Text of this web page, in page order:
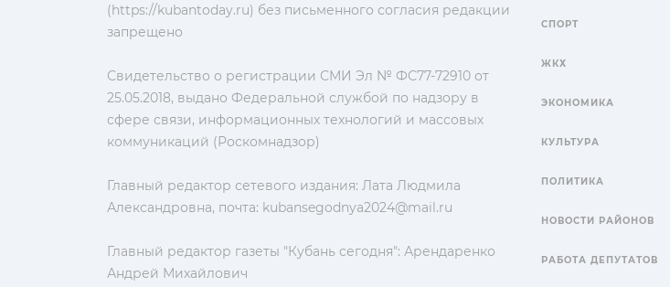
(https://kubantoday.ru) без письменного согласия редакции
запрещено
Свидетельство о регистрации СМИ Эл № ФС77-72910 от
25.05.2018, выдано Федеральной службой по надзору в
сфере связи, информационных технологий и массовых
коммуникаций (Роскомнадзор)
Главный редактор сетевого издания: Лата Людмила
Александровна, почта: kubansegodnya2024@mail.ru
Главный редактор газеты "Кубань сегодня": Арендаренко
Андрей Михайлович
СПОРТ
ЖКХ
ЭКОНОМИКА
КУЛЬТУРА
ПОЛИТИКА
НОВОСТИ РАЙОНОВ
РАБОТА ДЕПУТАТОВ